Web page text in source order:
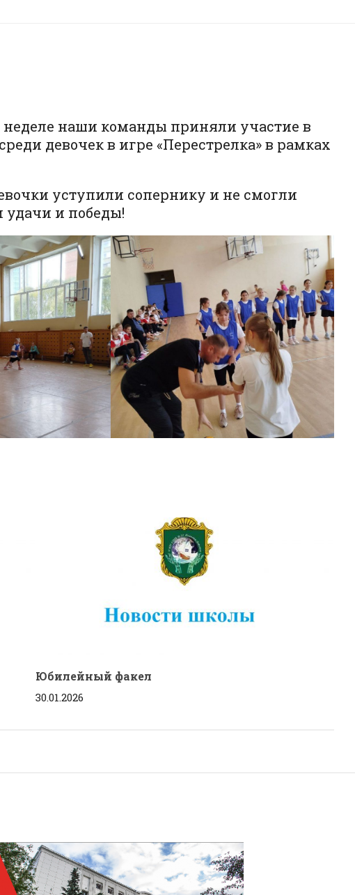
наши команды приняли участие в
девочек в игре «Перестрелка» в рамках
уступили сопернику и не смогли
удачи и победы!
Юбилейный факел
30.01.2026